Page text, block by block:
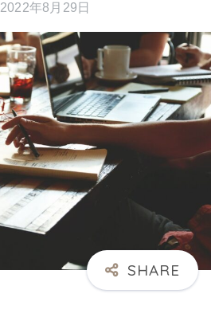
2022年8月29日